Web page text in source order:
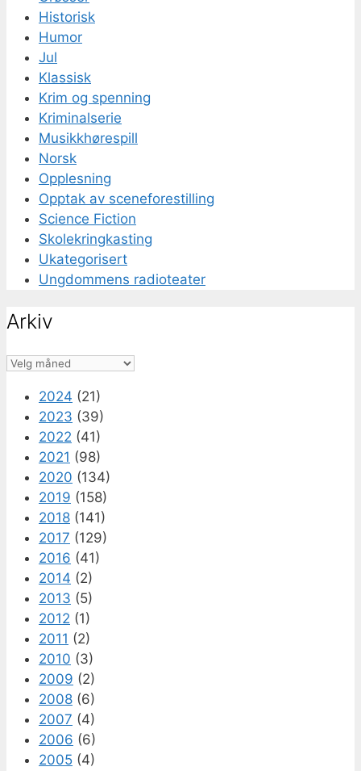
Historisk
Humor
Jul
Klassisk
Krim og spenning
Kriminalserie
Musikkhørespill
Norsk
Opplesning
Opptak av sceneforestilling
Science Fiction
Skolekringkasting
Ukategorisert
Ungdommens radioteater
Arkiv
Arkiv
2024 (21)
2023 (39)
2022 (41)
2021 (98)
2020 (134)
2019 (158)
2018 (141)
2017 (129)
2016 (41)
2014 (2)
2013 (5)
2012 (1)
2011 (2)
2010 (3)
2009 (2)
2008 (6)
2007 (4)
2006 (6)
2005 (4)